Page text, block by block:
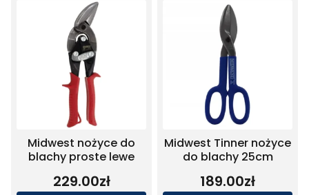
Midwest nożyce do
blachy proste lewe
229.00zł
Midwest Tinner nożyce
do blachy 25cm
189.00zł